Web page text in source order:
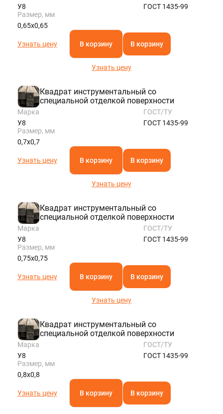
У8
ГОСТ 1435-99
Размер, мм
0,65х0,65
Узнать цену В корзину В корзину
Узнать цену
Квадрат инструментальный со
специальной отделкой поверхности
Марка
У8
ГОСТ/ТУ
ГОСТ 1435-99
Размер, мм
0,7х0,7
Узнать цену В корзину В корзину
Узнать цену
Квадрат инструментальный со
специальной отделкой поверхности
Марка
У8
ГОСТ/ТУ
ГОСТ 1435-99
Размер, мм
0,75х0,75
Узнать цену В корзину В корзину
Узнать цену
Квадрат инструментальный со
специальной отделкой поверхности
Марка
У8
ГОСТ/ТУ
ГОСТ 1435-99
Размер, мм
0,8х0,8
Узнать цену В корзину В корзину